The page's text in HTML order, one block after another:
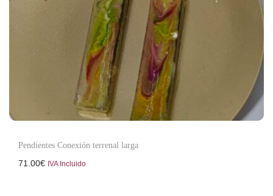
Pendientes Conexión terrenal larga
71.00€ IVA Incluido